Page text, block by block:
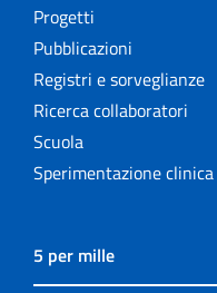
Progetti
Pubblicazioni
Registri e sorveglianze
Ricerca collaboratori
Scuola
Sperimentazione clinica
5 per mille